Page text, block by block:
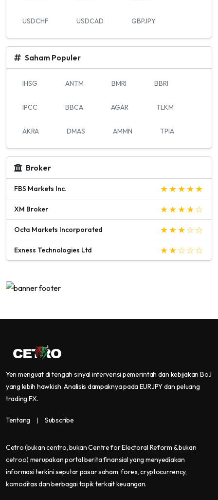
USDCHF USDCAD GBPJPY
Saham Populer
IHSG ANTM BMRI BBRI
IPCC BBCA AGAR TLKM
AKRA DMAS AMMN TPIA
Broker
FBS Markets Inc.
XM Broker
Octa Markets Incorporated
Exness Technologies Ltd
Yen menguat di tengah sinyal intervensi pemerintah dan kebijakan BoJ
yang lebih hawkish. Analisis dampaknya pada EURJPY dan peluang
trading FX.
Tentang Subscribe
Cetro(bukan centro, bukan Centre for Electoral Reform & bukan
cetroo) merupakan portal berita finansial yang menyediakan
informasi terkini seputar pasar saham, forex, cryptocurrency,
komoditas dan berbagai topik terkait keuangan.